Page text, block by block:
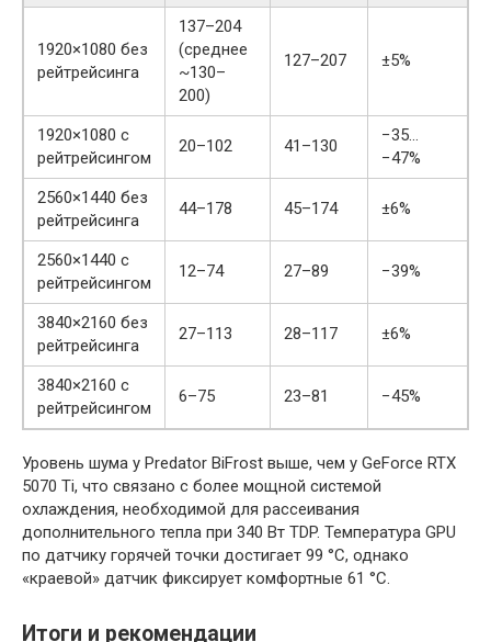
1920×1080 без
рейтрейсинга
137–204
(среднее
~130–
200)
127–207 ±5%
1920×1080 с
рейтрейсингом
20–102 41–130
−35…
−47%
2560×1440 без
рейтрейсинга
44–178 45–174 ±6%
2560×1440 с
рейтрейсингом
12–74 27–89 −39%
3840×2160 без
рейтрейсинга
27–113 28–117 ±6%
3840×2160 с
рейтрейсингом
6–75 23–81 −45%
Уровень шума у Predator BiFrost выше, чем у GeForce RTX
5070 Ti, что связано с более мощной системой
охлаждения, необходимой для рассеивания
дополнительного тепла при 340 Вт TDP. Температура GPU
по датчику горячей точки достигает 99 °C, однако
«краевой» датчик фиксирует комфортные 61 °C.
Итоги и рекомендации